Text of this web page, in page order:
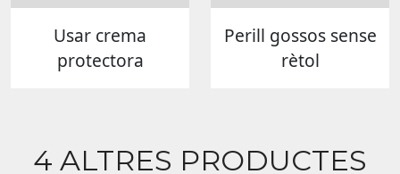
Usar crema
protectora
Perill gossos sense
rètol
4 ALTRES PRODUCTES